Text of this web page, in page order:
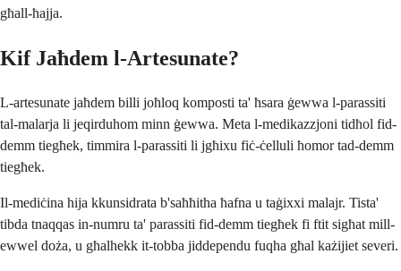
għall-ħajja.
Kif Jaħdem l-Artesunate?
L-artesunate jaħdem billi joħloq komposti ta' ħsara ġewwa l-parassiti
tal-malarja li jeqirduhom minn ġewwa. Meta l-medikazzjoni tidħol fid-
demm tiegħek, timmira l-parassiti li jgħixu fiċ-ċelluli ħomor tad-demm
tiegħek.
Il-mediċina hija kkunsidrata b'saħħitha ħafna u taġixxi malajr. Tista'
tibda tnaqqas in-numru ta' parassiti fid-demm tiegħek fi ftit sigħat mill-
ewwel doża, u għalhekk it-tobba jiddependu fuqha għal każijiet severi.